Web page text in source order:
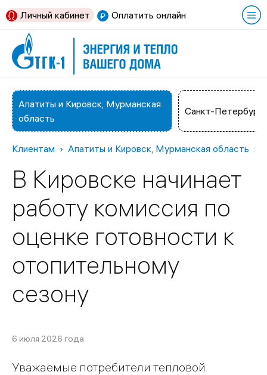
Оплатить онлайн
Личный кабинет
Санкт-Петербург
Апатиты и Кировск, Мурманская
область
Клиентам Апатиты и Кировск, Мурманская область
В Кировске начинает
работу комиссия по
оценке готовности к
отопительному
сезону
6 июля 2026 года
Уважаемые потребители тепловой